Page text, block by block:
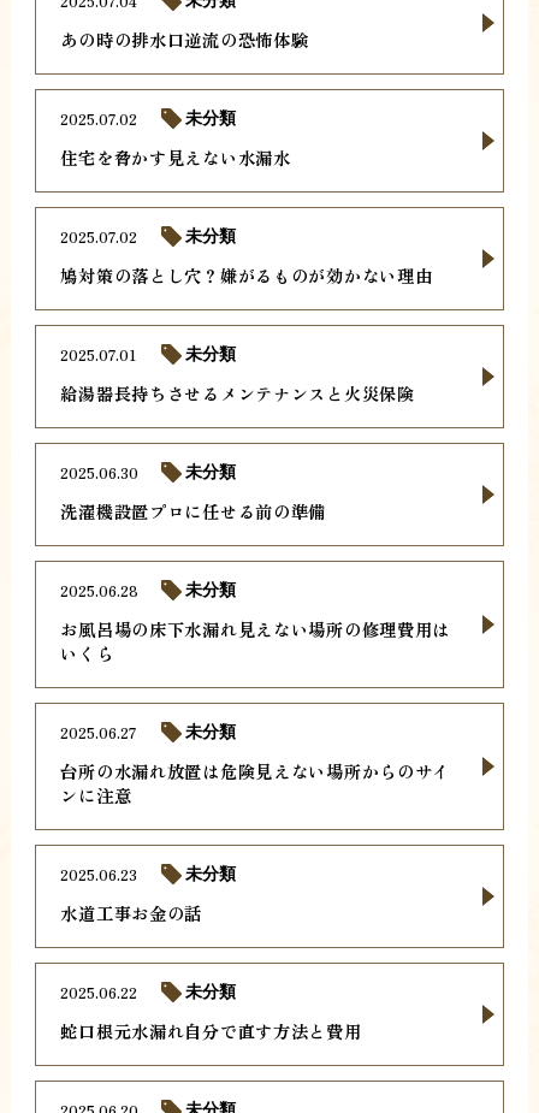
あの時の排水口逆流の恐怖体験
住宅を脅かす見えない水漏水
2025.07.02 未分類
鳩対策の落とし穴？嫌がるものが効かない理由
2025.07.02 未分類
給湯器長持ちさせるメンテナンスと火災保険
2025.07.01 未分類
洗濯機設置プロに任せる前の準備
2025.06.30 未分類
お風呂場の床下水漏れ見えない場所の修理費用は
いくら
2025.06.28 未分類
台所の水漏れ放置は危険見えない場所からのサイ
ンに注意
2025.06.27 未分類
水道工事お金の話
2025.06.23 未分類
蛇口根元水漏れ自分で直す方法と費用
2025.06.22 未分類